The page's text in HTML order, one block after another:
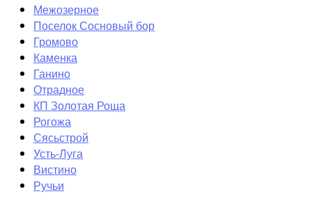
Межозерное
Поселок Сосновый бор
Громово
Каменка
Ганино
Отрадное
КП Золотая Роща
Рогожа
Сясьстрой
Усть-Луга
Вистино
Ручьи